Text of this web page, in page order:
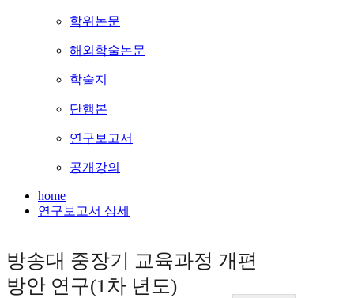
학위논문
해외학술논문
학술지
단행본
연구보고서
공개강의
home
연구보고서 상세
방송대 중장기 교육과정 개편
방안 연구(1차 년도)